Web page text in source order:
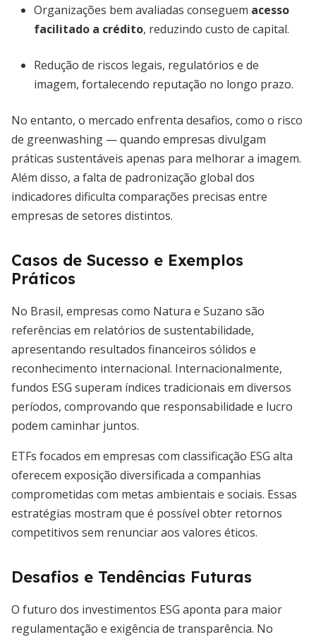
Organizações bem avaliadas conseguem acesso
facilitado a crédito, reduzindo custo de capital.
Redução de riscos legais, regulatórios e de
imagem, fortalecendo reputação no longo prazo.
No entanto, o mercado enfrenta desafios, como o risco
de greenwashing — quando empresas divulgam
práticas sustentáveis apenas para melhorar a imagem.
Além disso, a falta de padronização global dos
indicadores dificulta comparações precisas entre
empresas de setores distintos.
Casos de Sucesso e Exemplos
Práticos
No Brasil, empresas como Natura e Suzano são
referências em relatórios de sustentabilidade,
apresentando resultados financeiros sólidos e
reconhecimento internacional. Internacionalmente,
fundos ESG superam índices tradicionais em diversos
períodos, comprovando que responsabilidade e lucro
podem caminhar juntos.
ETFs focados em empresas com classificação ESG alta
oferecem exposição diversificada a companhias
comprometidas com metas ambientais e sociais. Essas
estratégias mostram que é possível obter retornos
competitivos sem renunciar aos valores éticos.
Desafios e Tendências Futuras
O futuro dos investimentos ESG aponta para maior
regulamentação e exigência de transparência. No